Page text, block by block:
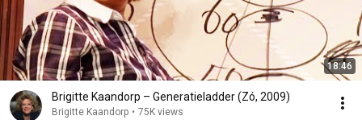
18:46
Brigitte Kaandorp – Generatieladder (Zó, 2009)
Brigitte Kaandorp • 75K views